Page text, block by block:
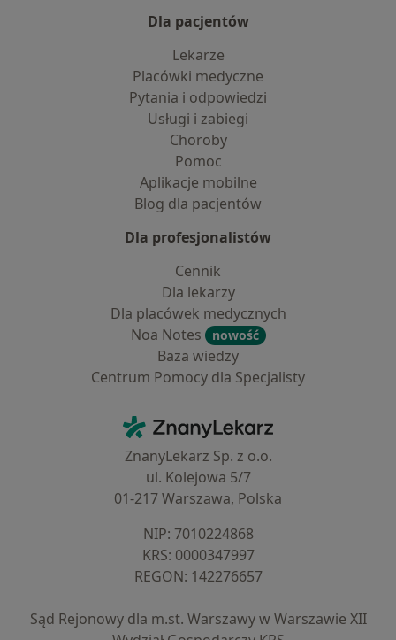
Dla pacjentów
Lekarze
Placówki medyczne
Pytania i odpowiedzi
Usługi i zabiegi
Choroby
Pomoc
Aplikacje mobilne
Blog dla pacjentów
Dla profesjonalistów
Cennik
Dla lekarzy
Dla placówek medycznych
Noa Notes
nowość
Baza wiedzy
Centrum Pomocy dla Specjalisty
ZnanyLekarz - Strona główna
ZnanyLekarz Sp. z o.o.
ul. Kolejowa 5/7
01-217 Warszawa, Polska
NIP: ⁠7010224868
KRS: ⁠0000347997
REGON: ⁠142276657
Sąd Rejonowy dla m.st. Warszawy w Warszawie XII